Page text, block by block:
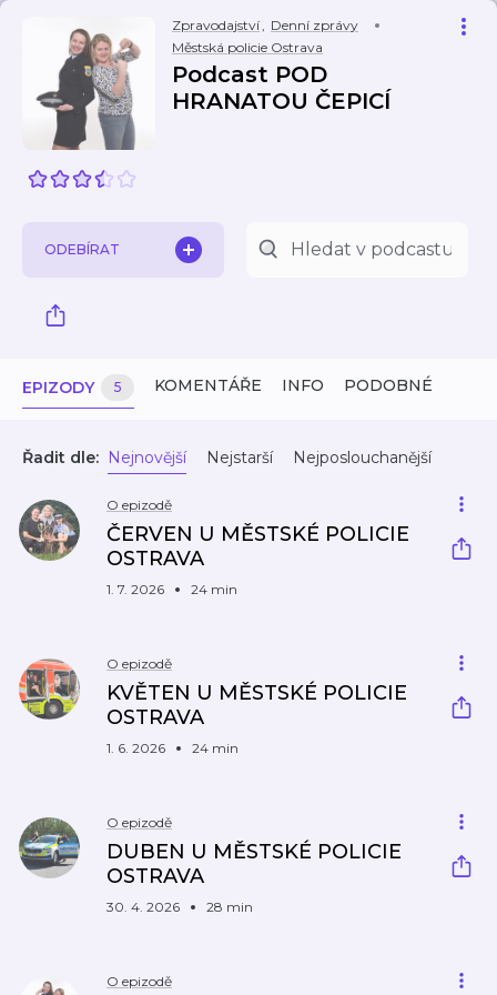
Zpravodajství, Denní zprávy
Městská policie Ostrava
Podcast POD
HRANATOU ČEPICÍ
ODEBÍRAT
EPIZODY 5 KOMENTÁŘE INFO PODOBNÉ
Řadit dle: Nejnovější Nejstarší Nejposlouchanější
O epizodě
ČERVEN U MĚSTSKÉ POLICIE
OSTRAVA
1. 7. 2026 24 min
O epizodě
KVĚTEN U MĚSTSKÉ POLICIE
OSTRAVA
1. 6. 2026 24 min
O epizodě
DUBEN U MĚSTSKÉ POLICIE
OSTRAVA
30. 4. 2026 28 min
O epizodě